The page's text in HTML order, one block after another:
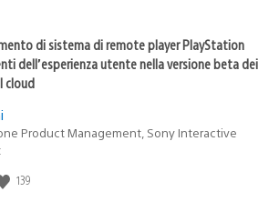
di sistema di remote player PlayStation
dell’esperienza utente nella versione beta dei
cloud
Product Management, Sony Interactive
139